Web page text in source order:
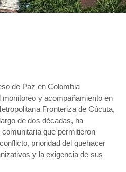
de Paz en Colombia
y acompañamiento en
Fronteriza de Cúcuta,
de dos décadas, ha
que permitieron
prioridad del quehacer
y la exigencia de sus